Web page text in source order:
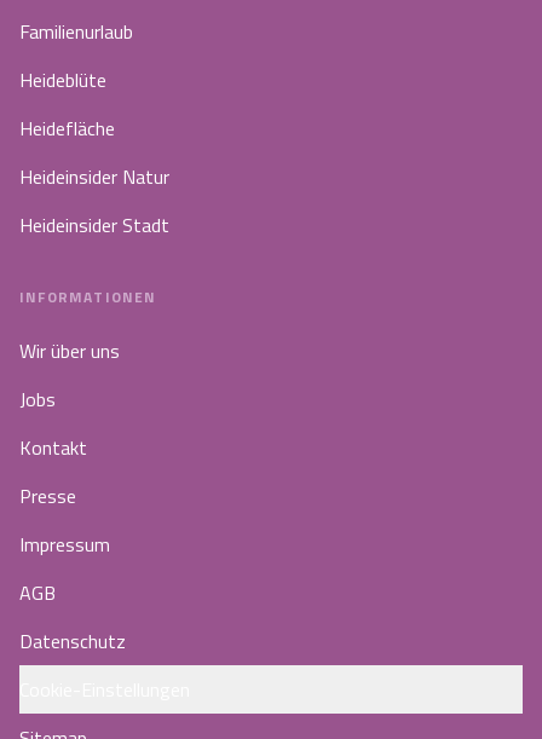
Familienurlaub
Heideblüte
Heidefläche
Heideinsider Natur
Heideinsider Stadt
INFORMATIONEN
Wir über uns
Jobs
Kontakt
Presse
Impressum
AGB
Datenschutz